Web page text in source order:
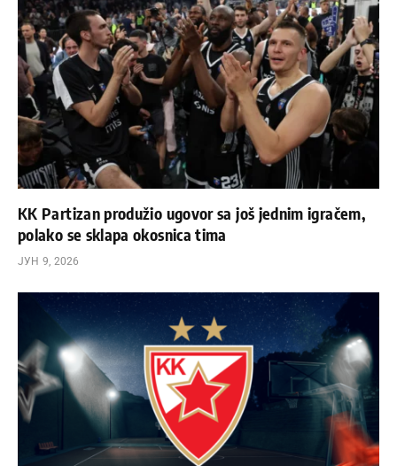
KK Partizan produžio ugovor sa još jednim igračem,
polako se sklapa okosnica tima
ЈУН 9, 2026